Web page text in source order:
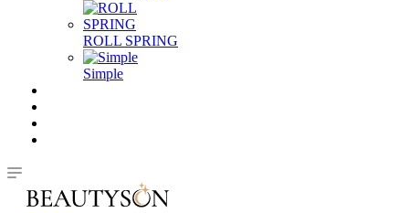
ROLL SPRING
Simple